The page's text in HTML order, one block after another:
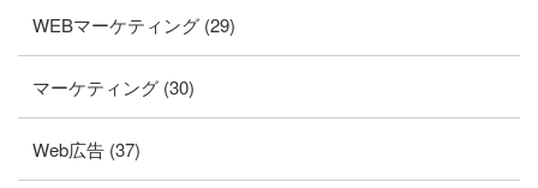
WEBマーケティング (29)
マーケティング (30)
Web広告 (37)